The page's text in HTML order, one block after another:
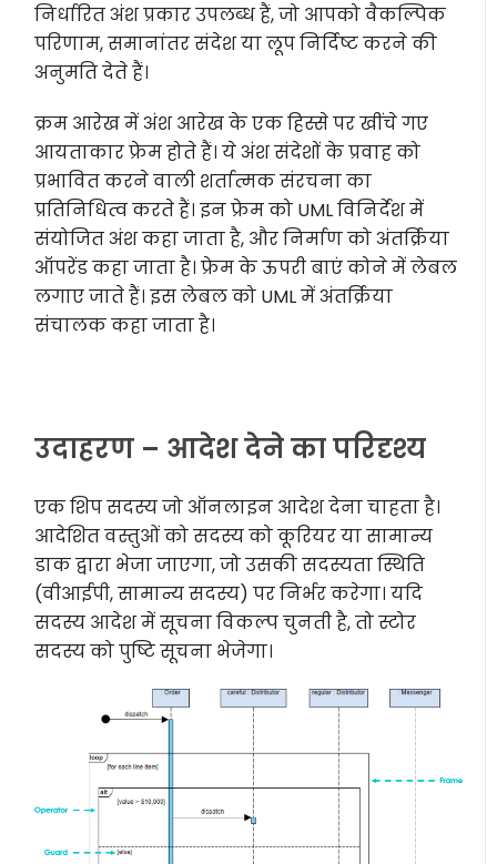
निर्धारित अंश प्रकार उपलब्ध हैं, जो आपको वैकल्पिक
परिणाम, समानांतर संदेश या लूप निर्दिष्ट करने की
अनुमति देते हैं।
क्रम आरेख में अंश आरेख के एक हिस्से पर खींचे गए
आयताकार फ्रेम होते हैं। ये अंश संदेशों के प्रवाह को
प्रभावित करने वाली शर्तात्मक संरचना का
प्रतिनिधित्व करते हैं। इन फ्रेम को UML विनिर्देश में
संयोजित अंश कहा जाता है, और निर्माण को अंतर्क्रिया
ऑपरेंड कहा जाता है। फ्रेम के ऊपरी बाएं कोने में लेबल
लगाए जाते हैं। इस लेबल को UML में अंतर्क्रिया
संचालक कहा जाता है।
उदाहरण – आदेश देने का परिदृश्य
एक शिप सदस्य जो ऑनलाइन आदेश देना चाहता है।
आदेशित वस्तुओं को सदस्य को कूरियर या सामान्य
डाक द्वारा भेजा जाएगा, जो उसकी सदस्यता स्थिति
(वीआईपी, सामान्य सदस्य) पर निर्भर करेगा। यदि
सदस्य आदेश में सूचना विकल्प चुनती है, तो स्टोर
सदस्य को पुष्टि सूचना भेजेगा।